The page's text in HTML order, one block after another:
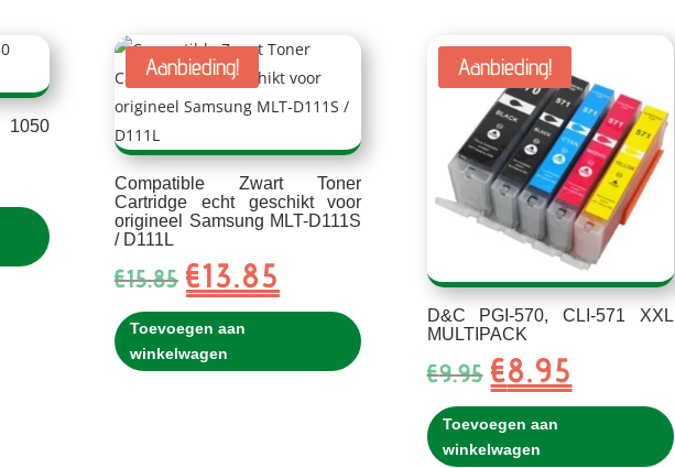
1050
Aanbieding!
Compatible Zwart Toner
Cartridge echt geschikt voor
origineel Samsung MLT-D111S
/ D111L
€15.85 Oorspronkelijke
prijs
was:
€15.85.
€13.85
prijs
Toevoegen aan
winkelwagen
Aanbieding!
D&C PGI-570, CLI-571 XXL
MULTIPACK
€9.95 Oorspronkelijke
prijs
was:
€9.95.
€8.95
prijs
Toevoegen aan
winkelwagen